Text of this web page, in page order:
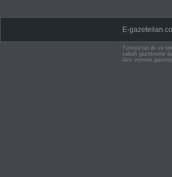
E-
Türkiye'nin ilk ve tek
sabah gazetesine
ilanı